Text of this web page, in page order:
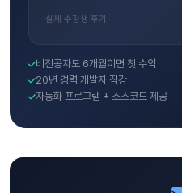
실제 수강생 후기
비전공자도 6개월이면 첫 수익
20년 경력 개발자 직강
자동화 프로그램 + 소스코드 제공